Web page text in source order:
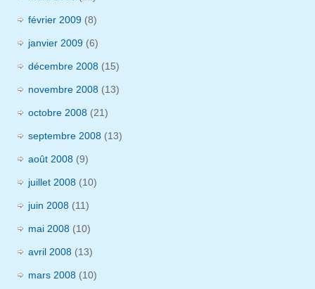
février 2009 (8)
janvier 2009 (6)
décembre 2008 (15)
novembre 2008 (13)
octobre 2008 (21)
septembre 2008 (13)
août 2008 (9)
juillet 2008 (10)
juin 2008 (11)
mai 2008 (10)
avril 2008 (13)
mars 2008 (10)